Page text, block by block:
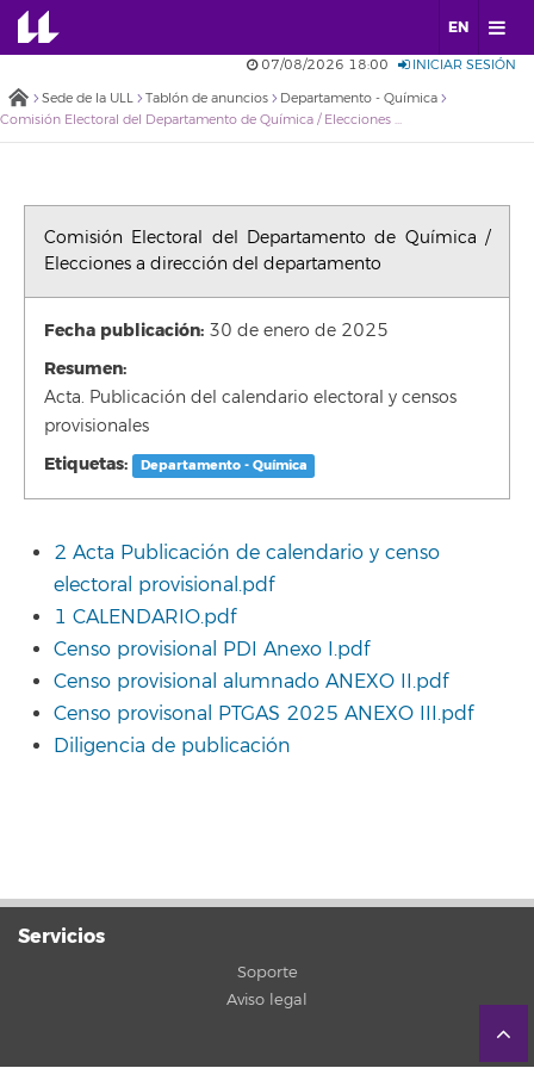
EN
07/08/2026 18:00 INICIAR SESIÓN
Sede de la ULL Tablón de anuncios
Departamento - Química
Comisión Electoral del Departamento de Química / Elecciones a dirección del departamento
Comisión Electoral del Departamento de Química /
Elecciones a dirección del departamento
Fecha publicación: 30 de enero de 2025
Resumen:
Acta. Publicación del calendario electoral y censos
provisionales
Etiquetas: Departamento - Química
2 Acta Publicación de calendario y censo
electoral provisional.pdf
1 CALENDARIO.pdf
Censo provisional PDI Anexo I.pdf
Censo provisional alumnado ANEXO II.pdf
Censo provisonal PTGAS 2025 ANEXO III.pdf
Diligencia de publicación
Servicios
Soporte
Aviso legal